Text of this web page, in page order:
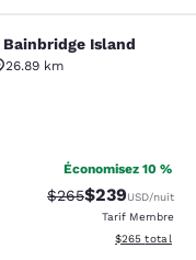
Island
26.89 km
Économisez 10 %
Tarif barré :
$265Tarif réduit :
$239USD/nuit
Tarif Membre
Afficher les
$265 total